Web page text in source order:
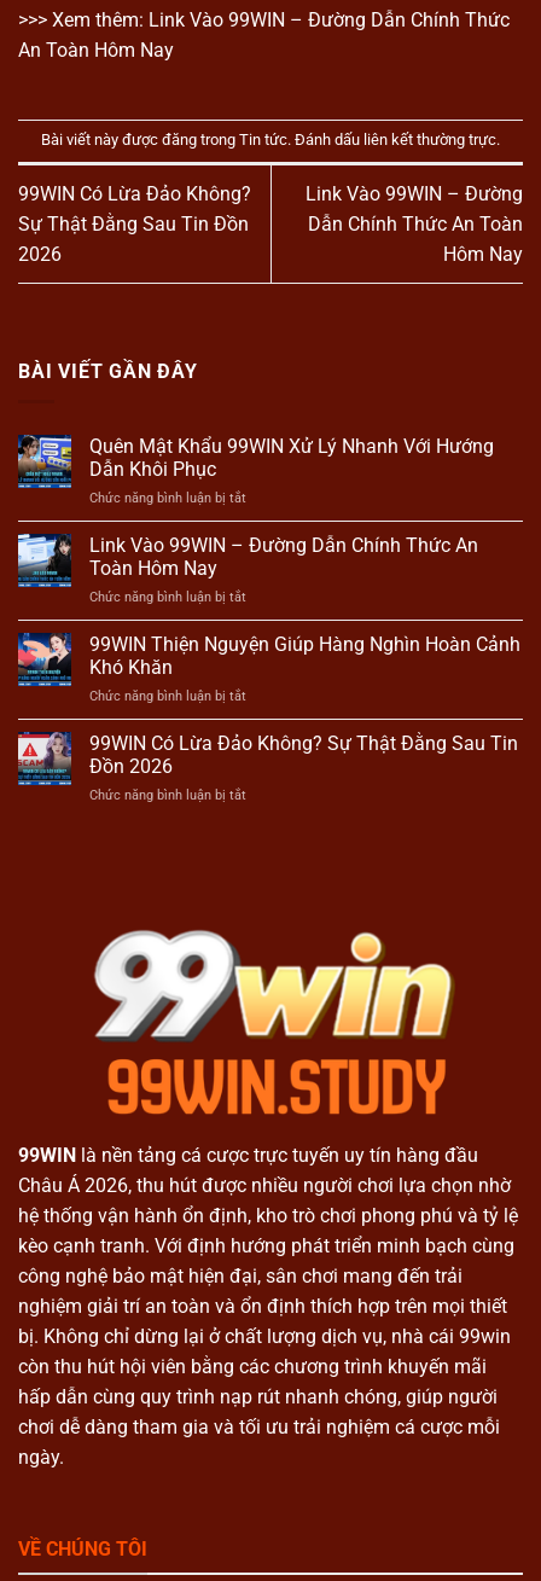
>>> Xem thêm: Link Vào 99WIN – Đường Dẫn Chính Thức
An Toàn Hôm Nay
Bài viết này được đăng trong Tin tức. Đánh dấu liên kết thường trực.
99WIN Có Lừa Đảo Không?
Sự Thật Đằng Sau Tin Đồn
2026
Link Vào 99WIN – Đường
Dẫn Chính Thức An Toàn
Hôm Nay
BÀI VIẾT GẦN ĐÂY
Quên Mật Khẩu 99WIN Xử Lý Nhanh Với Hướng
Dẫn Khôi Phục
Chức năng bình luận bị tắtở
Quên
Mật
Xử
Lý
Nhanh
Dẫn
Khôi
Phục
Link Vào 99WIN – Đường Dẫn Chính Thức An
Toàn Hôm Nay
Chức năng bình luận bị tắtở
Link
Vào
99WIN
Đường
Dẫn
Chính
Toàn
99WIN Thiện Nguyện Giúp Hàng Nghìn Hoàn Cảnh
Khó Khăn
Chức năng bình luận bị tắtở
99WIN
Thiện
Hàng
99WIN Có Lừa Đảo Không? Sự Thật Đằng Sau Tin
Đồn 2026
Chức năng bình luận bị tắtở
Sau
Tin
Đồn
2026
99WIN là nền tảng cá cược trực tuyến uy tín hàng đầu
Châu Á 2026, thu hút được nhiều người chơi lựa chọn nhờ
hệ thống vận hành ổn định, kho trò chơi phong phú và tỷ lệ
kèo cạnh tranh. Với định hướng phát triển minh bạch cùng
công nghệ bảo mật hiện đại, sân chơi mang đến trải
nghiệm giải trí an toàn và ổn định thích hợp trên mọi thiết
bị. Không chỉ dừng lại ở chất lượng dịch vụ, nhà cái 99win
còn thu hút hội viên bằng các chương trình khuyến mãi
hấp dẫn cùng quy trình nạp rút nhanh chóng, giúp người
chơi dễ dàng tham gia và tối ưu trải nghiệm cá cược mỗi
ngày.
VỀ CHÚNG TÔI